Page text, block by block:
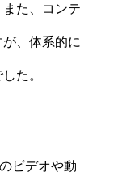
た、コンテ
、体系的に
た。
ビデオや動